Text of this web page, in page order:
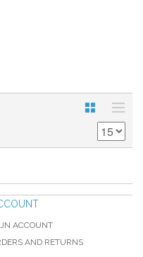
ACCOUNT
AND RETURNS